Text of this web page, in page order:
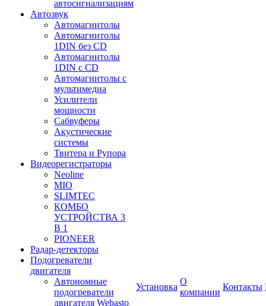
автосигнализациям
Автозвук
Автомагнитолы
Автомагнитолы
1DIN без CD
Автомагнитолы
1DIN с CD
Автомагнитолы с
мультимедиа
Усилители
мощности
Сабвуферы
Акустические
системы
Твитера и Рупора
Видеорегистраторы
Neoline
MIO
SLIMTEC
КОМБО
УСТРОЙСТВА 3
В 1
PIONEER
Радар-детекторы
Подогреватели
двигателя
Автономные
подогреватели
двигателя Webasto
Установка
О
компании
Контакты